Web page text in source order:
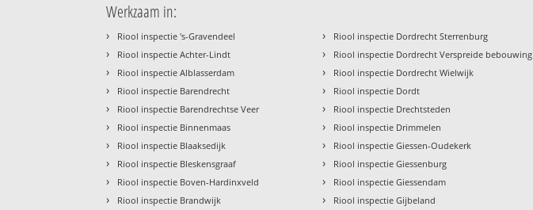
Werkzaam in:
› Riool inspectie 's-Gravendeel
› Riool inspectie Achter-Lindt
› Riool inspectie Alblasserdam
› Riool inspectie Barendrecht
› Riool inspectie Barendrechtse Veer
› Riool inspectie Binnenmaas
› Riool inspectie Blaaksedijk
› Riool inspectie Bleskensgraaf
› Riool inspectie Boven-Hardinxveld
› Riool inspectie Brandwijk
› Riool inspectie Dordrecht Sterrenburg
› Riool inspectie Dordrecht Verspreide bebouwing
› Riool inspectie Dordrecht Wielwijk
› Riool inspectie Dordt
› Riool inspectie Drechtsteden
› Riool inspectie Drimmelen
› Riool inspectie Giessen-Oudekerk
› Riool inspectie Giessenburg
› Riool inspectie Giessendam
› Riool inspectie Gijbeland